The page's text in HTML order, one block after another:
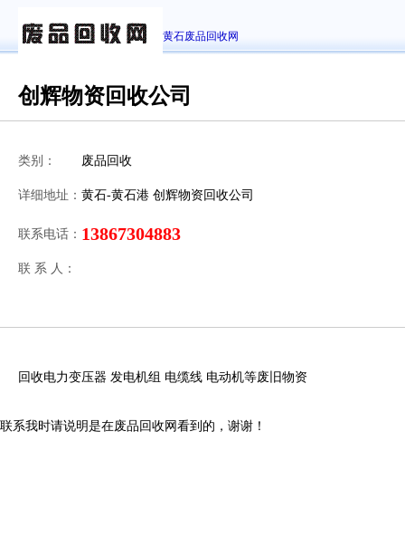
黄石废品回收网
创辉物资回收公司
类别： 废品回收
详细地址： 黄石-黄石港 创辉物资回收公司
联系电话： 13867304883
联 系 人：
回收电力变压器 发电机组 电缆线 电动机等废旧物资
联系我时请说明是在废品回收网看到的，谢谢！